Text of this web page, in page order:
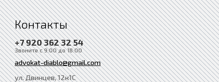
Контакты
+7 920 362 32 54
Звоните с 9:00 до 18:00
advokat-diablo@gmail.com
ул. Двинцев, 12к1С